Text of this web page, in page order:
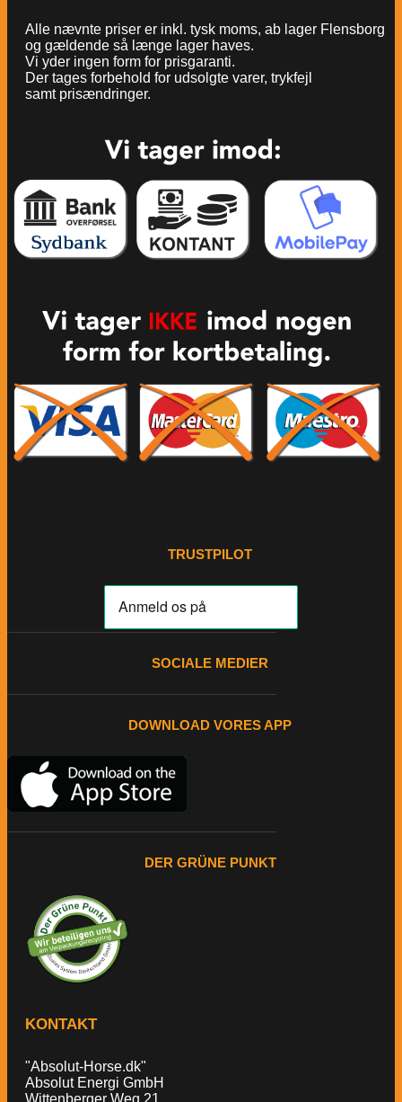
Alle nævnte priser er inkl. tysk moms, ab lager Flensborg
og gældende så længe lager haves.
Vi yder ingen form for prisgaranti.
Der tages forbehold for udsolgte varer, trykfejl
samt prisændringer.
TRUSTPILOT
SOCIALE MEDIER
DOWNLOAD VORES APP
DER GRÜNE PUNKT
KONTAKT
"Absolut-Horse.dk"
Absolut Energi GmbH